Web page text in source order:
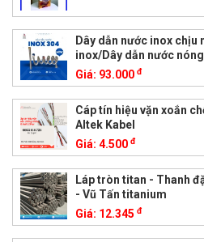
Dây dẫn nước inox chịu
inox/Dây dẫn nước
Giá: 93.000 đ
Cáp tín hiệu vặn xoắn
Altek Kabel
Giá: 4.500 đ
Láp tròn titan - Thanh
- Vũ Tấn titanium
Giá: 12.345 đ